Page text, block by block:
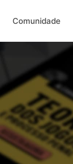
Comunidade